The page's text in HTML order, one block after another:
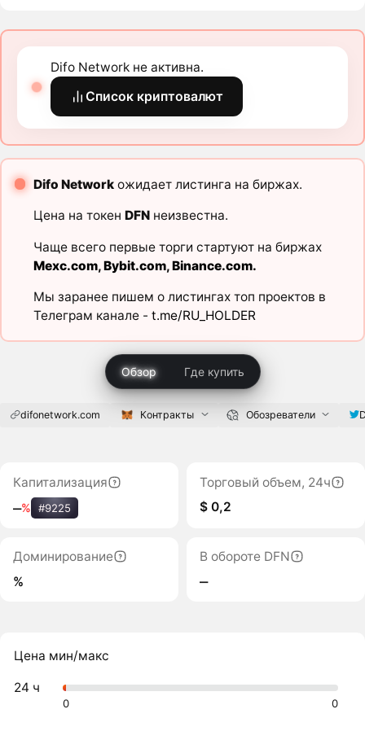
Difo Network не активна.
Список криптовалют
Difo Networkожидает листинга на биржах.
Цена на токен DFNнеизвестна.
Чаще всего первые торги стартуют на биржах
Mexc.com,Bybit.com,Binance.com.
Мы заранее пишем о листингах топ проектов в
Телеграм канале - t.me/RU_HOLDER
Обзор Где купить
difonetwork.com Контракты Обозреватели
Капитализация
‒% #9225
Торговый объем, 24ч
$ 0,2
Доминирование
%
В обороте DFN
‒
Цена мин/макс
24 ч
0 0